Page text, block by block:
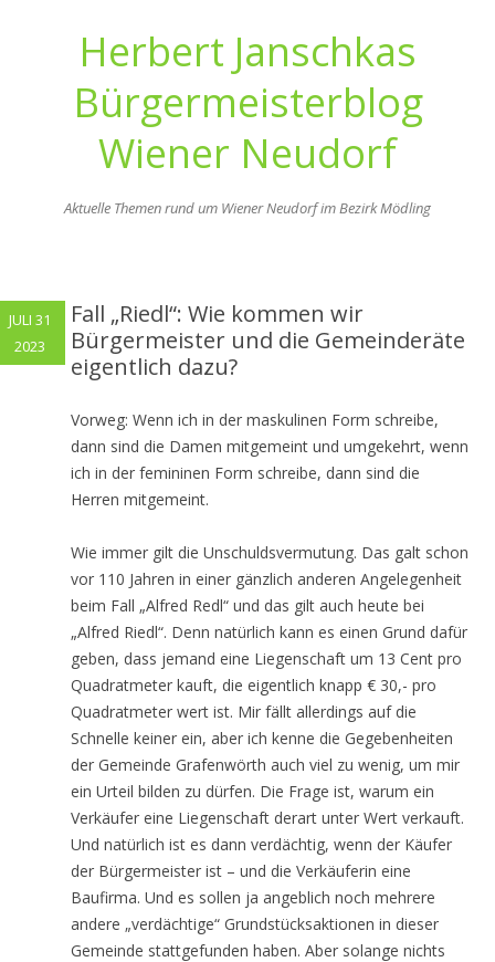
Herbert Janschkas
Bürgermeisterblog
Wiener Neudorf
Aktuelle Themen rund um Wiener Neudorf im Bezirk Mödling
Fall „Riedl“: Wie kommen wir
Bürgermeister und die Gemeinderäte
eigentlich dazu?
Vorweg: Wenn ich in der maskulinen Form schreibe,
dann sind die Damen mitgemeint und umgekehrt, wenn
ich in der femininen Form schreibe, dann sind die
Herren mitgemeint.
Wie immer gilt die Unschuldsvermutung. Das galt schon
vor 110 Jahren in einer gänzlich anderen Angelegenheit
beim Fall „Alfred Redl“ und das gilt auch heute bei
„Alfred Riedl“. Denn natürlich kann es einen Grund dafür
geben, dass jemand eine Liegenschaft um 13 Cent pro
Quadratmeter kauft, die eigentlich knapp € 30,- pro
Quadratmeter wert ist. Mir fällt allerdings auf die
Schnelle keiner ein, aber ich kenne die Gegebenheiten
der Gemeinde Grafenwörth auch viel zu wenig, um mir
ein Urteil bilden zu dürfen. Die Frage ist, warum ein
Verkäufer eine Liegenschaft derart unter Wert verkauft.
Und natürlich ist es dann verdächtig, wenn der Käufer
der Bürgermeister ist – und die Verkäuferin eine
Baufirma. Und es sollen ja angeblich noch mehrere
andere „verdächtige“ Grundstücksaktionen in dieser
Gemeinde stattgefunden haben. Aber solange nichts
JULI 31
2023